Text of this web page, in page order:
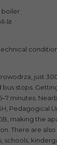
boiler
lit
just
bus stops.
minutes.
Pedagogical
making the
There are also
schools,